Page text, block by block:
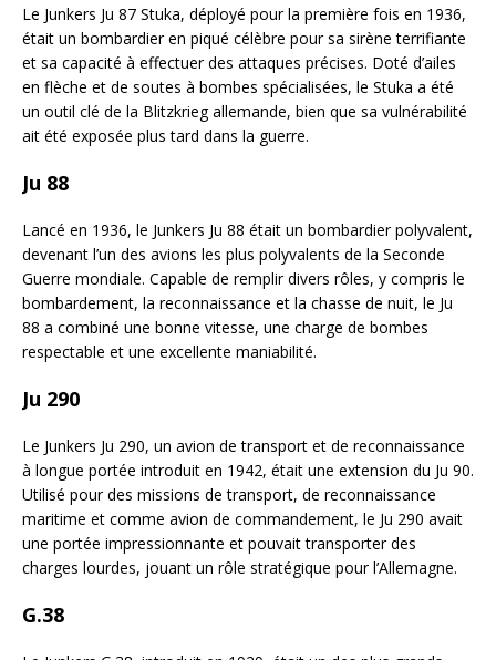
Le Junkers Ju 87 Stuka, déployé pour la première fois en 1936,
était un bombardier en piqué célèbre pour sa sirène terrifiante
et sa capacité à effectuer des attaques précises. Doté d’ailes
en flèche et de soutes à bombes spécialisées, le Stuka a été
un outil clé de la Blitzkrieg allemande, bien que sa vulnérabilité
ait été exposée plus tard dans la guerre.
Ju 88
Lancé en 1936, le Junkers Ju 88 était un bombardier polyvalent,
devenant l’un des avions les plus polyvalents de la Seconde
Guerre mondiale. Capable de remplir divers rôles, y compris le
bombardement, la reconnaissance et la chasse de nuit, le Ju
88 a combiné une bonne vitesse, une charge de bombes
respectable et une excellente maniabilité.
Ju 290
Le Junkers Ju 290, un avion de transport et de reconnaissance
à longue portée introduit en 1942, était une extension du Ju 90.
Utilisé pour des missions de transport, de reconnaissance
maritime et comme avion de commandement, le Ju 290 avait
une portée impressionnante et pouvait transporter des
charges lourdes, jouant un rôle stratégique pour l’Allemagne.
G.38